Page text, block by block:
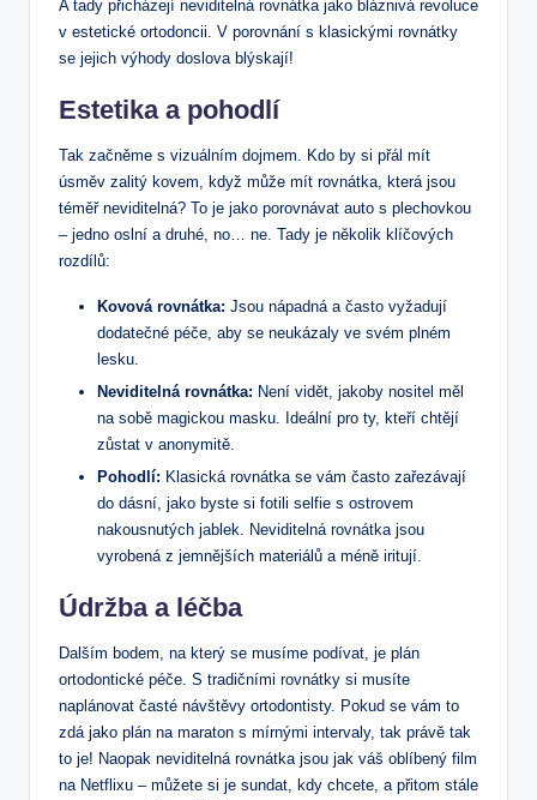
A tady přicházejí neviditelná rovnátka jako bláznivá revoluce
v estetické ortodoncii. V porovnání s klasickými rovnátky
se jejich výhody doslova blýskají!
Estetika a pohodlí
Tak začněme s vizuálním dojmem. Kdo by si přál mít
úsměv zalitý kovem, když může mít rovnátka, která jsou
téměř neviditelná? To je jako porovnávat auto s plechovkou
– jedno oslní a druhé, no… ne. Tady je několik klíčových
rozdílů:
Kovová rovnátka: Jsou nápadná a často vyžadují
dodatečné péče, aby se neukázaly ve svém plném
lesku.
Neviditelná rovnátka: Není vidět, jakoby nositel měl
na sobě magickou masku. Ideální pro ty, kteří chtějí
zůstat v anonymitě.
Pohodlí: Klasická rovnátka se vám často zařezávají
do dásní, jako byste si fotili selfie s ostrovem
nakousnutých jablek. Neviditelná rovnátka jsou
vyrobená z jemnějších materiálů a méně iritují.
Údržba a léčba
Dalším bodem, na který se musíme podívat, je plán
ortodontické péče. S tradičními rovnátky si musíte
naplánovat časté návštěvy ortodontisty. Pokud se vám to
zdá jako plán na maraton s mírnými intervaly, tak právě tak
to je! Naopak neviditelná rovnátka jsou jak váš oblíbený film
na Netflixu – můžete si je sundat, kdy chcete, a přitom stále